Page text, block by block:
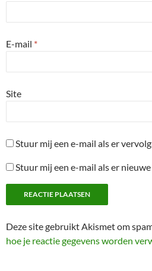
E-mail *
Site
Stuur mij een e-mail als er
Stuur mij een e-mail als er
Deze site gebruikt Akismet om
hoe je reactie gegevens worden